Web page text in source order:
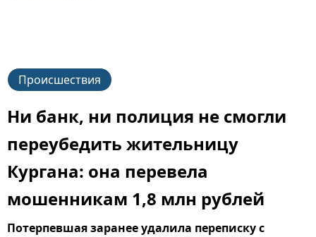
Происшествия
Ни банк, ни полиция не смогли
переубедить жительницу
Кургана: она перевела
мошенникам 1,8 млн рублей
Потерпевшая заранее удалила переписку с